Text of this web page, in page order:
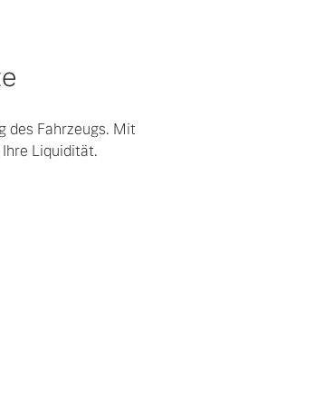
des Fahrzeugs. Mit
Liquidität.